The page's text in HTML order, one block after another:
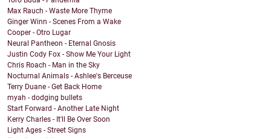
Max Rauch - Waste More Thyme
Ginger Winn - Scenes From a Wake
Cooper - Otro Lugar
Neural Pantheon - Eternal Gnosis
Justin Cody Fox - Show Me Your Light
Chris Roach - Man in the Sky
Nocturnal Animals - Ashlee's Berceuse
Terry Duane - Get Back Home
myah - dodging bullets
Start Forward - Another Late Night
Kerry Charles - It'll Be Over Soon
Light Ages - Street Signs